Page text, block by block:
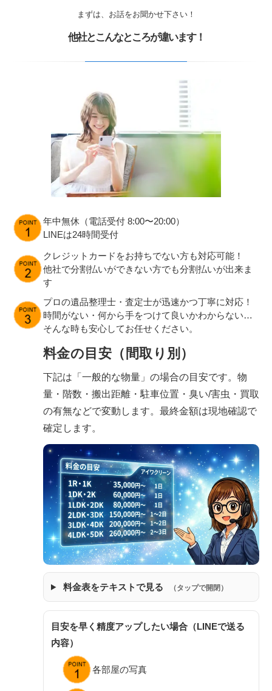
まずは、お話をお聞かせ下さい！
他社とこんなところが違います！
年中無休（電話受付 8:00〜20:00）
LINEは24時間受付
クレジットカードをお持ちでない方も対応可能！
他社で分割払いができない方でも分割払いが出来ま
す
プロの遺品整理士・査定士が迅速かつ丁寧に対応！
時間がない・何から手をつけて良いかわからない…
そんな時も安心してお任せください。
料金の目安（間取り別）
下記は「一般的な物量」の場合の目安です。物
量・階数・搬出距離・駐車位置・臭い/害虫・買取
の有無などで変動します。最終金額は現地確認で
確定します。
料金表をテキストで見る （タップで開閉）
目安を早く精度アップしたい場合（LINEで送る
内容）
各部屋の写真